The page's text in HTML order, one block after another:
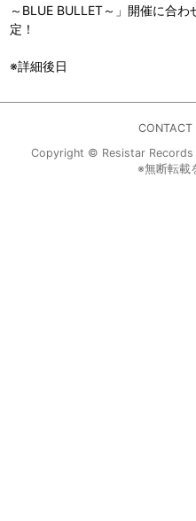
～BLUE BULLET～」開催に合
定！
※詳細後日
CONTACT
Copyright © Resistar Records
※無断転載